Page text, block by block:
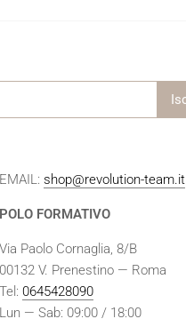
EMAIL: shop@revolution-team.it
POLO FORMATIVO
Via Paolo Cornaglia, 8/B
00132 V. Prenestino — Roma
Tel:0645428090
Lun — Sab: 09:00 / 18:00